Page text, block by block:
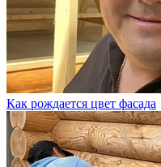
Как рождается цвет фасада